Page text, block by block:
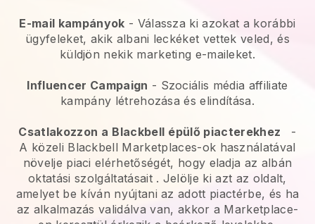
E-mail kampányok - Válassza ki azokat a korábbi
ügyfeleket, akik albani leckéket vettek veled, és
küldjön nekik marketing e-maileket.
Influencer Campaign - Szociális média affiliate
kampány létrehozása és elindítása.
Csatlakozzon a Blackbell épülő piacterekhez
-
A közeli Blackbell Marketplaces-ok használatával
növelje piaci elérhetőségét, hogy eladja az albán
oktatási szolgáltatásait. Jelölje ki azt az oldalt,
amelyet be kíván nyújtani az adott piactérbe, és ha
az alkalmazás validálva van, akkor a Marketplace-